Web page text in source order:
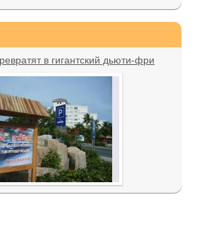
в гигантский дьюти-фри